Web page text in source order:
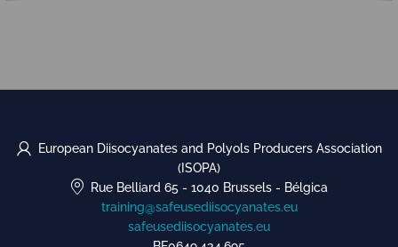
European Diisocyanates and Polyols Producers Association
(ISOPA)
Rue Belliard 65 - 1040 Brussels - Bélgica
training@safeusediisocyanates.eu
safeusediisocyanates.eu